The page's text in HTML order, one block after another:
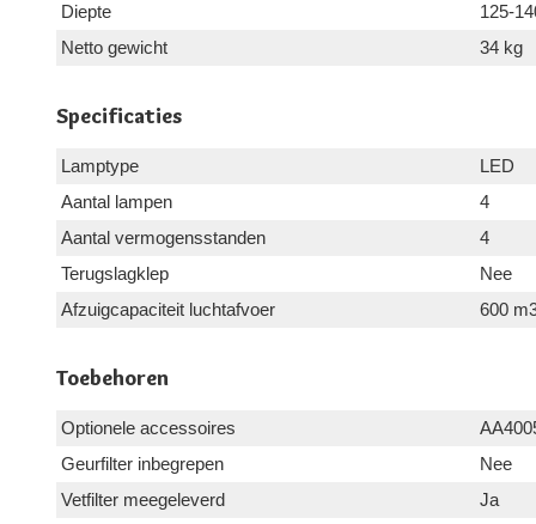
Diepte
125-
Netto gewicht
34 kg
Specificaties
Lamptype
LED
Aantal lampen
4
Aantal vermogensstanden
4
Terugslagklep
Nee
Afzuigcapaciteit luchtafvoer
600
Toebehoren
Optionele accessoires
Geurfilter inbegrepen
Nee
Vetfilter meegeleverd
Ja